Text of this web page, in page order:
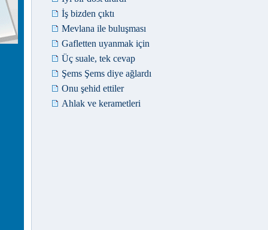
İş bizden çıktı
Mevlana ile buluşması
Gafletten uyanmak için
Üç suale, tek cevap
Şems Şems diye ağlardı
Onu şehid ettiler
Ahlak ve kerametleri